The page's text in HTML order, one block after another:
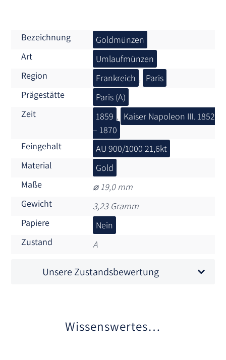
Bezeichnung
Goldmünzen
Art
Umlaufmünzen
Region
Frankreich , Paris
Prägestätte
Paris (A)
Zeit
1859 , Kaiser Napoleon III. 1852
– 1870
Feingehalt
AU 900/1000 21,6kt
Material
Gold
Maße
⌀ 19,0 mm
Gewicht
3,23 Gramm
Papiere
Nein
Zustand
A
Unsere Zustandsbewertung
Wissenswertes…